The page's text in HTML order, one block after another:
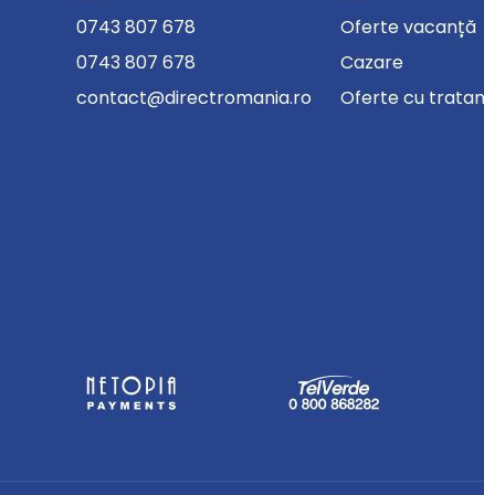
0743 807 678
0743 807 678
contact@directromania.ro
Oferte vacanță
Cazare
Oferte cu